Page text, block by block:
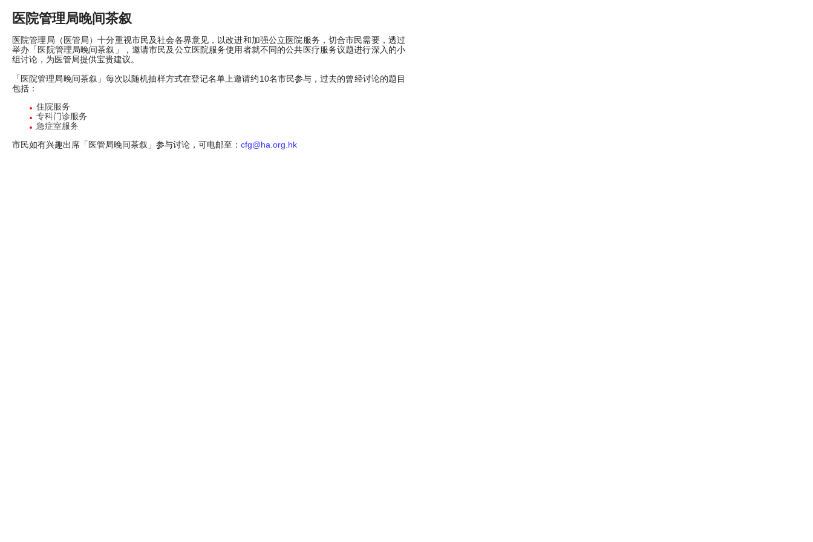
医院管理局晚间茶叙
医院管理局（医管局）十分重视市民及社会各界意见，以改进和加强公立医院服务，切合市民需要，透过
举办「医院管理局晚间茶叙」，邀请市民及公立医院服务使用者就不同的公共医疗服务议题进行深入的小
组讨论，为医管局提供宝贵建议。
「医院管理局晚间茶叙」每次以随机抽样方式在登记名单上邀请约10名市民参与，过去的曾经讨论的题目
包括：
住院服务
专科门诊服务
急症室服务
市民如有兴趣出席「医管局晚间茶叙」参与讨论，可电邮至： cfg@ha.org.hk